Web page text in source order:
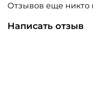
Отзывов еще никто
Написать отзыв